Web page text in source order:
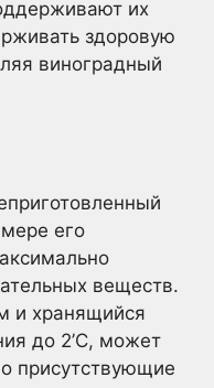
их
здоровую
виноградный
его
веществ.
и хранящийся
до 2’С, может
присутствующие